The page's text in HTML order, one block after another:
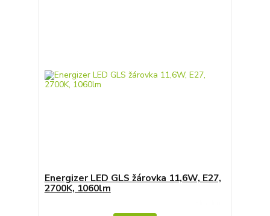
Energizer LED GLS žárovka 11,6W, E27,
2700K, 1060lm